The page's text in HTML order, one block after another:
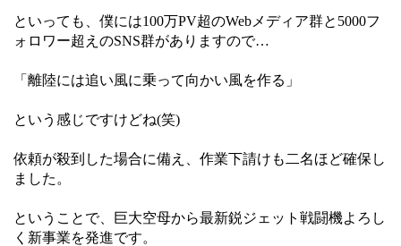
といっても、僕には100万PV超のWebメディア群と5000フ
ォロワー超えのSNS群がありますので…
「離陸には追い風に乗って向かい風を作る」
という感じですけどね(笑)
依頼が殺到した場合に備え、作業下請けも二名ほど確保し
ました。
ということで、巨大空母から最新鋭ジェット戦闘機よろし
く新事業を発進です。